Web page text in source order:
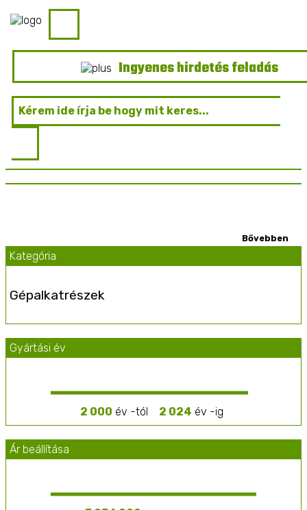
Ingyenes hirdetés feladás
Kategória
Gépalkatrészek
Gyártási év
2 000 év -tól 2 024 év -ig
Ár beállítása